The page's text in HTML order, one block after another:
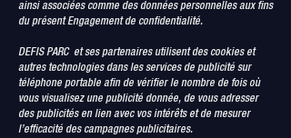
ainsi associées comme des données personnelles aux fins
du présent Engagement de confidentialité.
DEFIS PARC et ses partenaires utilisent des cookies et
autres technologies dans les services de publicité sur
téléphone portable afin de vérifier le nombre de fois où
vous visualisez une publicité donnée, de vous adresser
des publicités en lien avec vos intérêts et de mesurer
l’efficacité des campagnes publicitaires.